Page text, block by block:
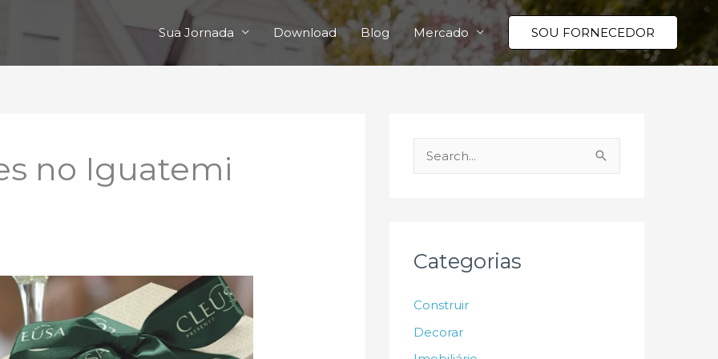
Sua Jornada Download Blog Mercado SOU FORNECEDOR
no Iguatemi
e
i
r
Categorias
Construir
Decorar